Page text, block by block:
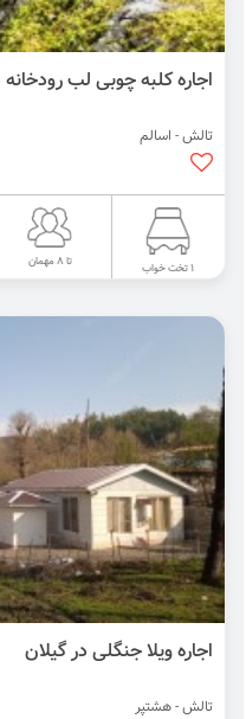
اجاره کلبه چوبی لب
تالش - اسالم
1 تخت خواب تا 8 مهمان
اجاره ویلا جنگلی در گیلان
تالش - هشتپر